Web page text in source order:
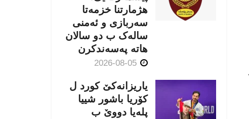
هژمارتنا خزمەتا
سەربازی و ئەمنی
سالەک ب دو سالان
هاتە پەسەندكرن
یاریزانەكێ کورد ل
کۆریا باشور شییا
پلەیا دووێ ب